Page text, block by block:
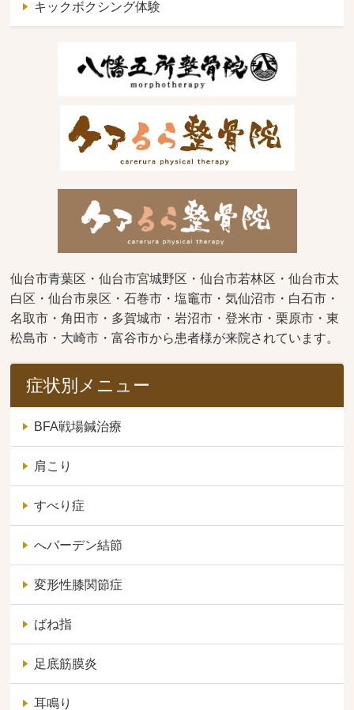
キックボクシング体験
仙台市青葉区・仙台市宮城野区・仙台市若林区・仙台市太
白区・仙台市泉区・石巻市・塩竈市・気仙沼市・白石市・
名取市・角田市・多賀城市・岩沼市・登米市・栗原市・東
松島市・大崎市・富谷市から患者様が来院されています。
症状別メニュー
BFA戦場鍼治療
肩こり
すべり症
へバーデン結節
変形性膝関節症
ばね指
足底筋膜炎
耳鳴り